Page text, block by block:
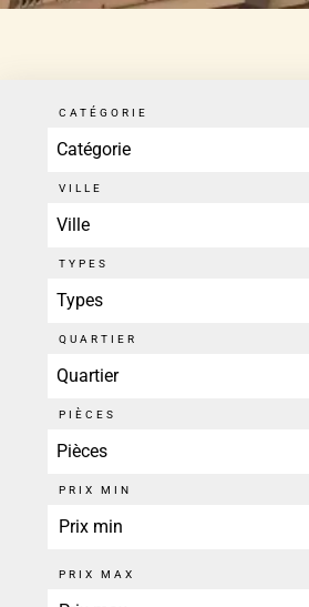
CATÉGORIE
Catégorie
VILLE
Ville
TYPES
Types
QUARTIER
Quartier
PIÈCES
Pièces
PRIX MIN
PRIX MAX